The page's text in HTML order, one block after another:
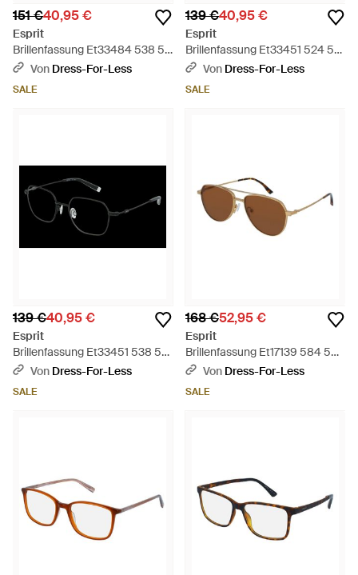
151 €40,95 €
Esprit
Brillenfassung Et33484 538 54
- Schwarz
Von Dress-For-Less
SALE
139 €40,95 €
Esprit
Brillenfassung Et33451 524 51 -
Schwarz
Von Dress-For-Less
SALE
139 €40,95 €
Esprit
Brillenfassung Et33451 538 51 -
Schwarz
Von Dress-For-Less
SALE
168 €52,95 €
Esprit
Brillenfassung Et17139 584 56 -
Schwarz
Von Dress-For-Less
SALE